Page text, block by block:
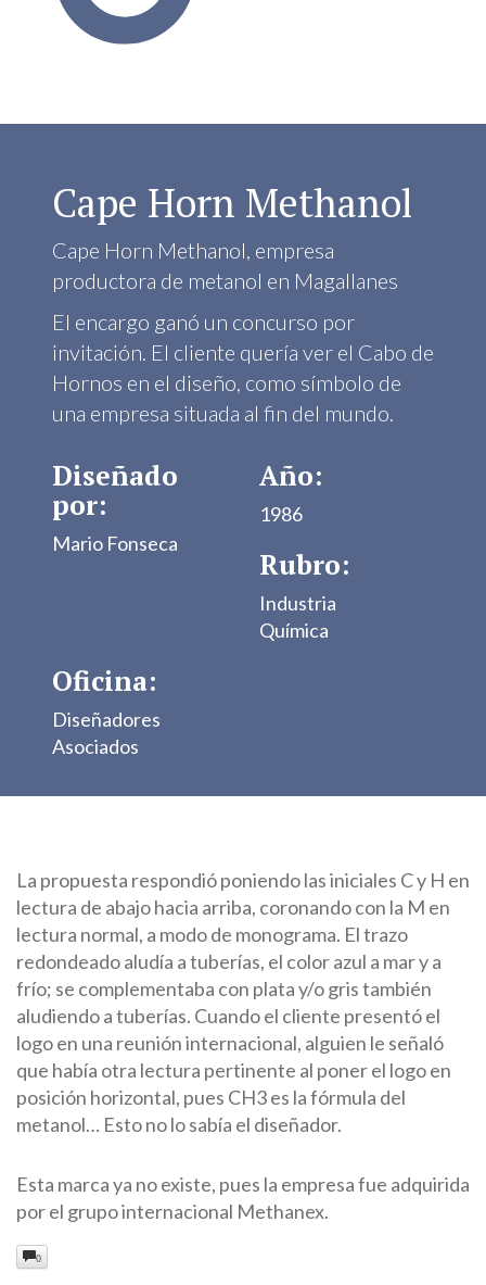
Cape Horn Methanol
Cape Horn Methanol, empresa
productora de metanol en Magallanes
El encargo ganó un concurso por
invitación. El cliente quería ver el Cabo de
Hornos en el diseño, como símbolo de
una empresa situada al fin del mundo.
Diseñado
por:
Mario Fonseca
Año:
1986
Rubro:
Industria
Química
Oficina:
Diseñadores
Asociados
La propuesta respondió poniendo las iniciales C y H en
lectura de abajo hacia arriba, coronando con la M en
lectura normal, a modo de monograma. El trazo
redondeado aludía a tuberías, el color azul a mar y a
frío; se complementaba con plata y/o gris también
aludiendo a tuberías. Cuando el cliente presentó el
logo en una reunión internacional, alguien le señaló
que había otra lectura pertinente al poner el logo en
posición horizontal, pues CH3 es la fórmula del
metanol… Esto no lo sabía el diseñador.
Esta marca ya no existe, pues la empresa fue adquirida
por el grupo internacional Methanex.
0